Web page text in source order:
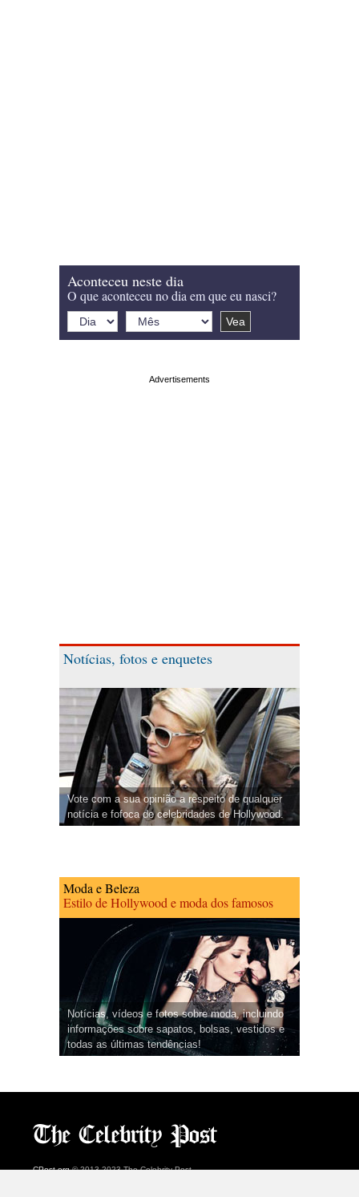
Aconteceu neste dia
O que aconteceu no dia em que eu nasci?
Notícias, fotos e enquetes
Vote com a sua opinião a respeito de qualquer
notícia e fofoca de celebridades de Hollywood.
Moda e Beleza
Estilo de Hollywood e moda dos famosos
Notícias, vídeos e fotos sobre moda, incluindo
informações sobre sapatos, bolsas, vestidos e
todas as últimas tendências!
CPost.org© 2013-2023 The Celebrity Post.